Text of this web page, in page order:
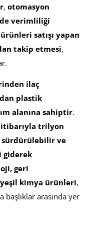
, otomasyon
verimliliği
satışı yapan
takip etmesi,
ilaç
plastik
alanına sahiptir.
itibarıyla trilyon
sürdürülebilir ve
giderek
geri
kimya ürünleri,
arasında yer